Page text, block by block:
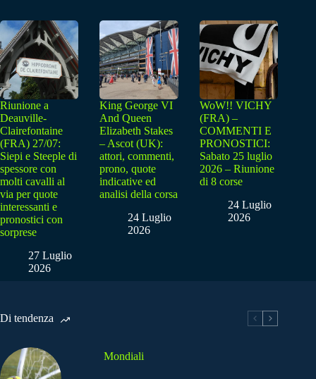
Riunione a
Deauville-
Clairefontaine
(FRA) 27/07:
Siepi e Steeple di
spessore con
molti cavalli al
via per quote
interessanti e
pronostici con
sorprese
27 Luglio
2026
King George VI
And Queen
Elizabeth Stakes
– Ascot (UK):
attori, commenti,
prono, quote
indicative ed
analisi della corsa
24 Luglio
2026
WoW!! VICHY
(FRA) –
COMMENTI E
PRONOSTICI:
Sabato 25 luglio
2026 – Riunione
di 8 corse
24 Luglio
2026
Di tendenza
Mondiali